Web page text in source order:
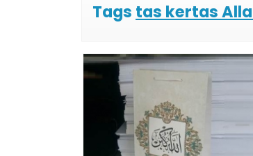
Tags tas kertas